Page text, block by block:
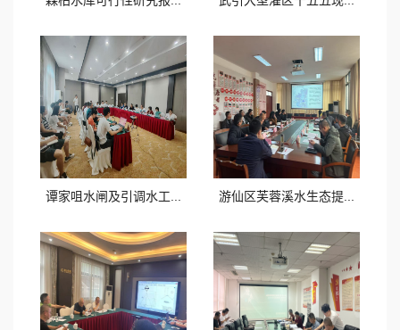
谭家咀水闸及引调水工... 游仙区芙蓉溪水生态提...